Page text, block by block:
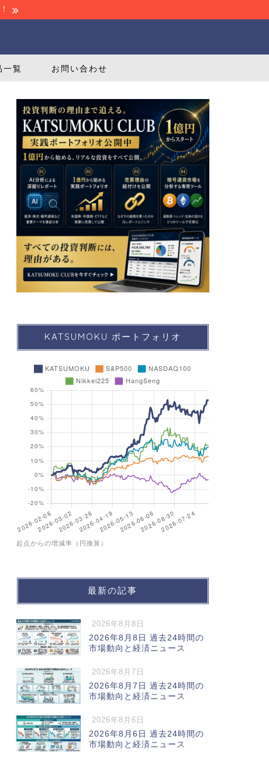
一覧 お問い合わせ
KATSUMOKU ポートフォリオ
起点からの増減率（円換算）
最新の記事
2026年8月8日
2026年8月8日 過去24時間の
市場動向と経済ニュース
2026年8月7日
2026年8月7日 過去24時間の
市場動向と経済ニュース
2026年8月6日
2026年8月6日 過去24時間の
市場動向と経済ニュース